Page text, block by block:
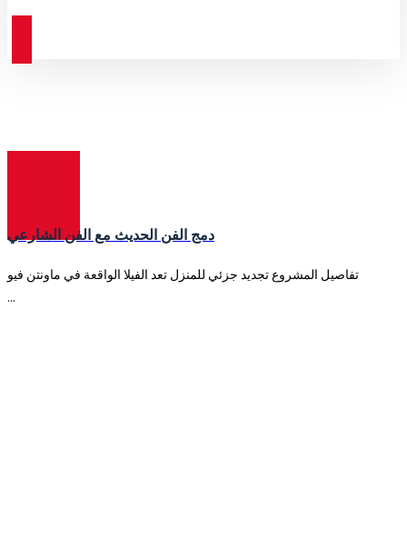
دمج الفن الحديث مع الفن الشارعي
تفاصيل المشروع تجديد جزئي للمنزل تعد الفيلا الواقعة في ماونتن فيو
...